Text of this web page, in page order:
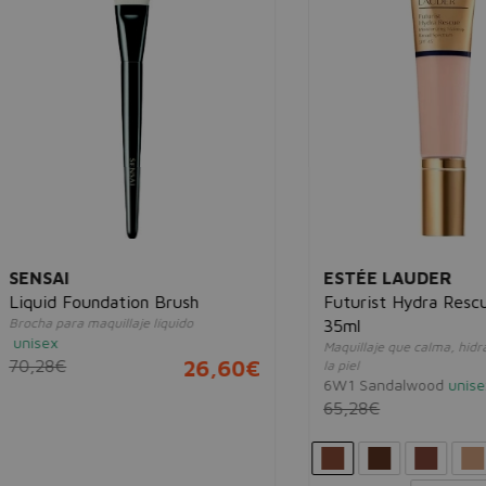
Foundation Brush
para maquillaje líquido
26,60€
ESTÉE LAUDER
Futurist Hydra Rescue
Maquillaje que calma, hidrata y
6W1 Sandalwood unisex
65,28€